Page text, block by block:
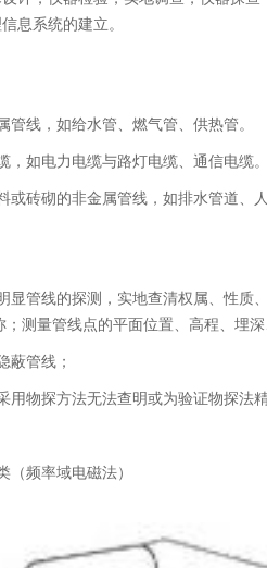
息系统的建立。
管线，如给水管、燃气管、供热管。
，如电力电缆与路灯电缆、通信电缆。
或砖砌的非金属管线，如排水管道、人
显管线的探测，实地查清权属、性质
测量管线点的平面位置、高程、埋深
蔽管线；
用物探方法无法查明或为验证物探法
（频率域电磁法）